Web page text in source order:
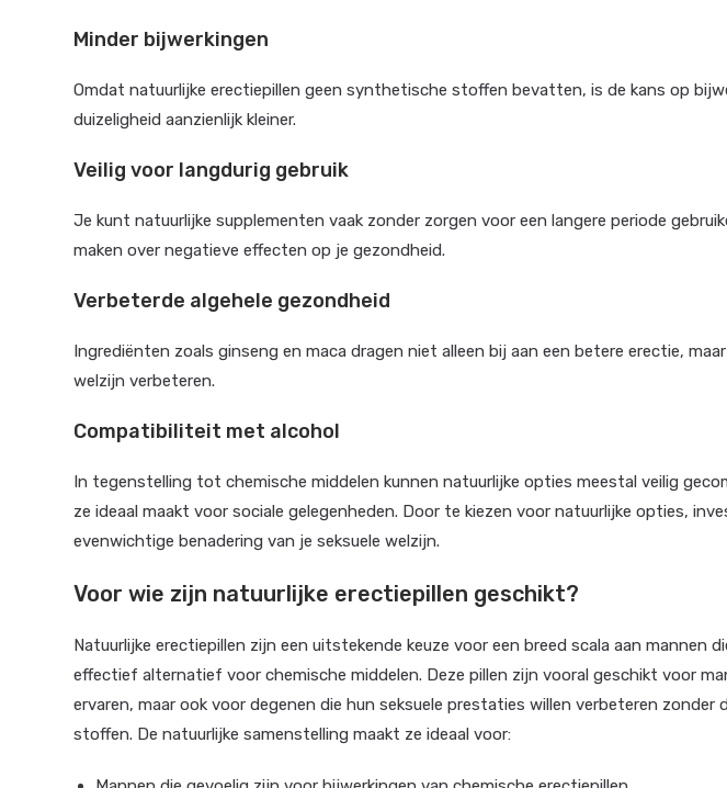
Minder bijwerkingen
Omdat natuurlijke erectiepillen geen synthetische stoffen bevatten, is de kans op
duizeligheid aanzienlijk kleiner.
Veilig voor langdurig gebruik
Je kunt natuurlijke supplementen vaak zonder zorgen voor een langere periode
maken over negatieve effecten op je gezondheid.
Verbeterde algehele gezondheid
Ingrediënten zoals ginseng en maca dragen niet alleen bij aan een betere erectie,
welzijn verbeteren.
Compatibiliteit met alcohol
In tegenstelling tot chemische middelen kunnen natuurlijke opties meestal veilig
ze ideaal maakt voor sociale gelegenheden. Door te kiezen voor natuurlijke opties,
evenwichtige benadering van je seksuele welzijn.
Voor wie zijn natuurlijke erectiepillen geschikt?
Natuurlijke erectiepillen zijn een uitstekende keuze voor een breed scala aan mannen
effectief alternatief voor chemische middelen. Deze pillen zijn vooral geschikt voor
ervaren, maar ook voor degenen die hun seksuele prestaties willen verbeteren zonder
stoffen. De natuurlijke samenstelling maakt ze ideaal voor: